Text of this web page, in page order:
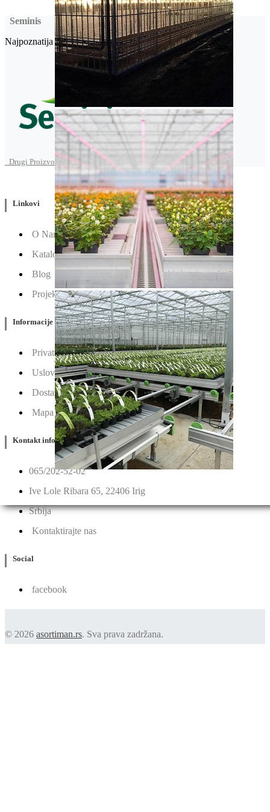
Seminis
Najpoznatija semenska kuća povrća na svetu.
Drugi Proizvodi od Seminis
Linkovi
O Nama
Katalozi
Blog
Projektovanje / Izgradnja
Informacije
Privatnost & Kolačići
Uslovi Korišćenja
Dostava & Povraćaj
Mapa
Kontakt info
065/202-52-02
Ive Lole Ribara 65, 22406 Irig
Srbija
Kontaktirajte nas
Social
facebook
© 2026 asortiman.rs. Sva prava zadržana.